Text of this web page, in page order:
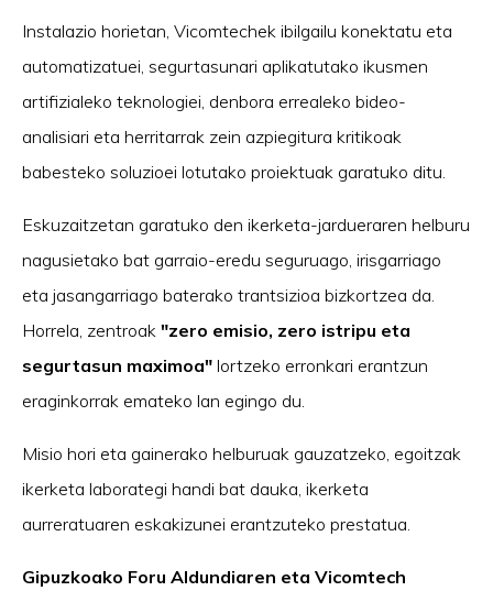
Instalazio horietan, Vicomtechek ibilgailu konektatu eta
automatizatuei, segurtasunari aplikatutako ikusmen
artifizialeko teknologiei, denbora errealeko bideo-
analisiari eta herritarrak zein azpiegitura kritikoak
babesteko soluzioei lotutako proiektuak garatuko ditu.
Eskuzaitzetan garatuko den ikerketa-jardueraren helburu
nagusietako bat garraio-eredu seguruago, irisgarriago
eta jasangarriago baterako trantsizioa bizkortzea da.
Horrela, zentroak "zero emisio, zero istripu eta
segurtasun maximoa" lortzeko erronkari erantzun
eraginkorrak emateko lan egingo du.
Misio hori eta gainerako helburuak gauzatzeko, egoitzak
ikerketa laborategi handi bat dauka, ikerketa
aurreratuaren eskakizunei erantzuteko prestatua.
Gipuzkoako Foru Aldundiaren eta Vicomtech